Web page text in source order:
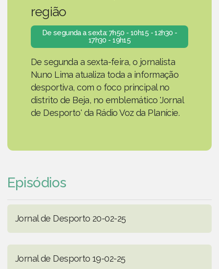
região
De segunda a sexta: 7h50 - 10h15 - 12h30 -
17h30 - 19h15
De segunda a sexta-feira, o jornalista
Nuno Lima atualiza toda a informação
desportiva, com o foco principal no
distrito de Beja, no emblemático 'Jornal
de Desporto' da Rádio Voz da Planície.
Episódios
Jornal de Desporto 20-02-25
Jornal de Desporto 19-02-25